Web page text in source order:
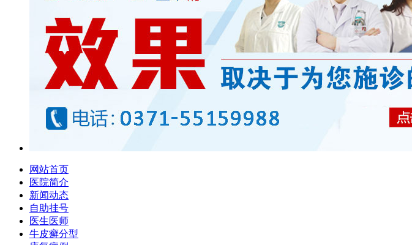
网站首页
医院简介
新闻动态
自助挂号
医生医师
牛皮癣分型